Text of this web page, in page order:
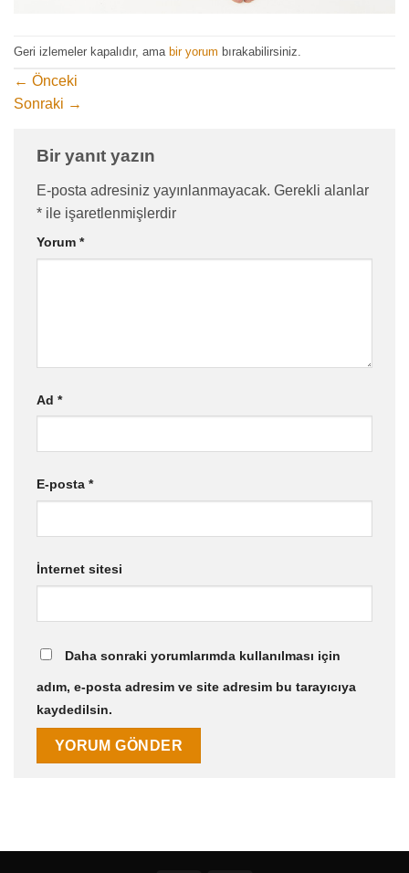
Geri izlemeler kapalıdır, ama bir yorum bırakabilirsiniz.
← Önceki
Sonraki →
Bir yanıt yazın
E-posta adresiniz yayınlanmayacak. Gerekli alanlar
* ile işaretlenmişlerdir
Yorum *
Ad *
E-posta *
İnternet sitesi
Daha sonraki yorumlarımda kullanılması için
adım, e-posta adresim ve site adresim bu tarayıcıya
kaydedilsin.